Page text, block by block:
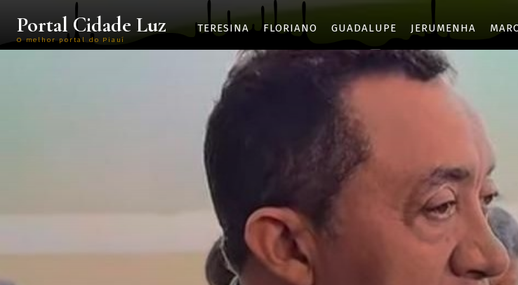
Portal Cidade Luz
O melhor portal do Piauí
TERESINA FLORIANO GUADALUPE JERUMENHA